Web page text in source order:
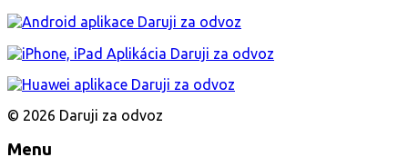
© 2026 Daruji za odvoz
Menu